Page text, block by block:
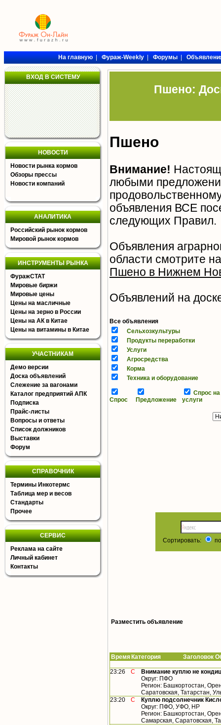
На главную|Фураж-Weekly|Форумы|
ВХОД В СИСТЕМУ
НОВОСТИ
Новости рынка кормов
Обзоры прессы
Новости компаний
АНАЛИТИКА
Российский рынок кормов
Мировой рынок кормов
ИНСТРУМЕНТЫ РЫНКА
ФуражСТАТ
Мировые биржи
Мировые цены
Цены на масличные
Цены на зерно в России
Цены на АК в Китае
Цены на витамины в Китае
УЧАСТНИКАМ
Демо версии
Доска объявлений
Слежение за вагонами
Каталог предприятий АПК
Подписка
Прайс-листы
Вопросы и ответы
Список должников
Выставки
Форум
СПРАВОЧНИК
Термины Инкотермс
Таблица мер и весов
Стандарты
Прочее
СЕРВИС
Реклама на сайте
Личный кабинет
Контакты
Пшено:
Пшено
Внимание!
любыми
объявления ВСЕ
следующих Правил.
Объявления
области смотрите
Пшено в Нижнем
Объявлений на
Все объявления
Сельхозкультуры
Продукты переработки
Услуги
Агросредства
Корма
Техника и оборудование
Спрос Предложение
Спрос на
услуги
Сортировать:
Разместить объявление
Время Категория Заголовок
23:26 С
Внимание куплю не
Округ: ПФО
Регион: Башкортостан,
Саратовская, Татарстан,
23:20
С
Куплю подсолнечник
Округ: ПФО, УФО, НР
Регион: Башкортостан,
Самарская, Саратовская,